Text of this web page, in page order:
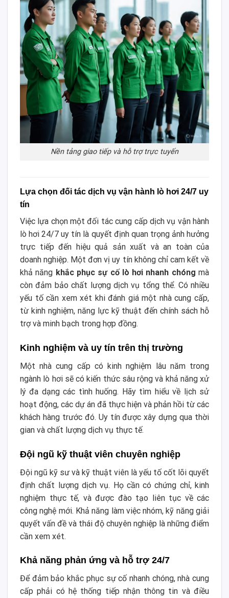
Nền tảng giao tiếp và hỗ trợ trực tuyến
Lựa chọn đối tác dịch vụ vận hành lò hơi 24/7 uy
tín
Việc lựa chọn một đối tác cung cấp dịch vụ vận hành
lò hơi 24/7 uy tín là quyết định quan trọng ảnh hưởng
trực tiếp đến hiệu quả sản xuất và an toàn của
doanh nghiệp. Một đơn vị uy tín không chỉ cam kết về
khả năng khắc phục sự cố lò hơi nhanh chóng mà
còn đảm bảo chất lượng dịch vụ tổng thể. Có nhiều
yếu tố cần xem xét khi đánh giá một nhà cung cấp,
từ kinh nghiệm, năng lực kỹ thuật đến chính sách hỗ
trợ và minh bạch trong hợp đồng.
Kinh nghiệm và uy tín trên thị trường
Một nhà cung cấp có kinh nghiệm lâu năm trong
ngành lò hơi sẽ có kiến thức sâu rộng và khả năng xử
lý đa dạng các tình huống. Hãy tìm hiểu về lịch sử
hoạt động, các dự án đã thực hiện và phản hồi từ các
khách hàng trước đó. Uy tín được xây dựng qua thời
gian và chất lượng dịch vụ thực tế.
Đội ngũ kỹ thuật viên chuyên nghiệp
Đội ngũ kỹ sư và kỹ thuật viên là yếu tố cốt lõi quyết
định chất lượng dịch vụ. Họ cần có chứng chỉ, kinh
nghiệm thực tế, và được đào tạo liên tục về các
công nghệ mới. Khả năng làm việc nhóm, kỹ năng giải
quyết vấn đề và thái độ chuyên nghiệp là những điểm
cần xem xét.
Khả năng phản ứng và hỗ trợ 24/7
Để đảm bảo khắc phục sự cố nhanh chóng, nhà cung
cấp phải có hệ thống tiếp nhận thông tin và điều